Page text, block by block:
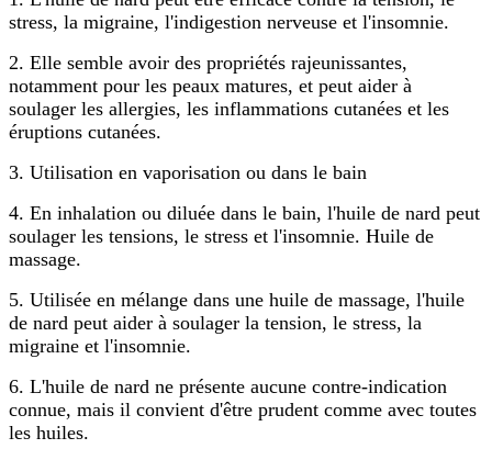
stress, la migraine, l'indigestion nerveuse et l'insomnie.
2. Elle semble avoir des propriétés rajeunissantes,
notamment pour les peaux matures, et peut aider à
soulager les allergies, les inflammations cutanées et les
éruptions cutanées.
3. Utilisation en vaporisation ou dans le bain
4. En inhalation ou diluée dans le bain, l'huile de nard peut
soulager les tensions, le stress et l'insomnie. Huile de
massage.
5. Utilisée en mélange dans une huile de massage, l'huile
de nard peut aider à soulager la tension, le stress, la
migraine et l'insomnie.
6. L'huile de nard ne présente aucune contre-indication
connue, mais il convient d'être prudent comme avec toutes
les huiles.